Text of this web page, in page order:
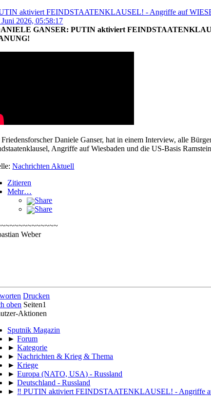
aktiviert FEINDSTAATENKLAUSEL! - Angriffe auf
Juni 2026, 05:58:17
GANSER: PUTIN aktiviert
Daniele Ganser, hat in einem Interview, alle
Angriffe auf Wiesbaden und die US-Basis
Nachrichten Aktuell
Zitieren
Mehr…
Share
Share
Weber
Drucken
oben Seiten1
Aktionen
Sputnik Magazin
►Forum
►Kategorie
►Nachrichten & Krieg & Thema
►Kriege
►Europa (NATO, USA) - Russland
►Deutschland - Russland
► ‼️ PUTIN aktiviert FEINDSTAATENKLAUSEL! - Angriffe